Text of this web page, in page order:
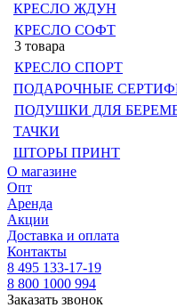
КРЕСЛО ЖДУН
КРЕСЛО СОФТ
3 товара
КРЕСЛО СПОРТ
ПОДАРОЧНЫЕ
ПОДУШКИ ДЛЯ
ТАЧКИ
ШТОРЫ ПРИНТ
О магазине
Опт
Аренда
Акции
Доставка и оплата
Контакты
8 495 133-17-19
8 800 1000 994
Заказать звонок